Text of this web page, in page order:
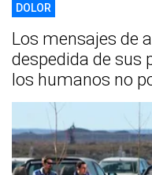
DOLOR
Los mensajes de
despedida de sus
los humanos no